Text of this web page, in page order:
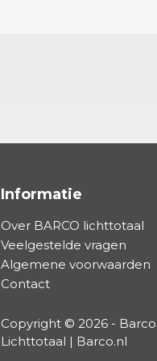
Informatie
Over BARCO lichttotaal
Veelgestelde vragen
Algemene voorwaarden
Contact
Copyright © 2026 - Barco
Lichttotaal | Barco.nl